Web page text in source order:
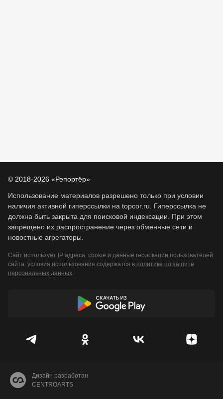
© 2018-2026 «Репортёр»
Использование материалов разрешено только при условии
наличия активной гиперссылки на topcor.ru. Гиперссылка не
должна быть закрыта для поисковой индексации. При этом
запрещено их распространение через обменные сети и
новостные агрегаторы.
Сайт использует IP адреса, cookie и данные геолокации пользователей
сайта, условия использования содержатся в политике по защите
персональных данных.
Дизайн разработан
CENTROARTS